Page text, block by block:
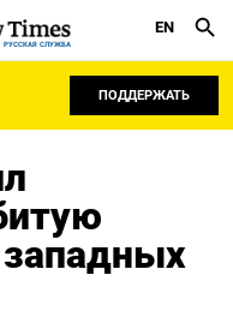
РУССКАЯ СЛУЖБА
EN
ПОДДЕРЖАТЬ